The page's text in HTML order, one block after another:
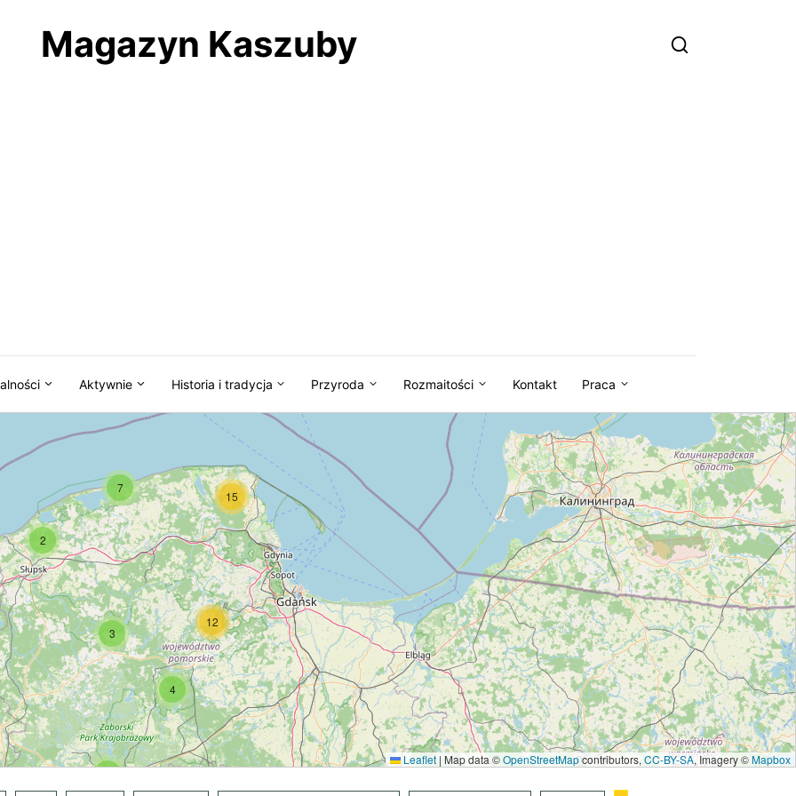
Magazyn Kaszuby
Aktywnie Historia i tradycja Przyroda Rozmaitości Kontakt Praca
4
15
7
3
2
12
Leaflet | Map data ©OpenStreetMapcontributors,CC-BY-SA, Imagery ©Mapbox